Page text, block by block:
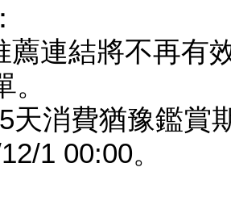
薦連結將不再有
天消費猶豫鑑賞
1 00:00。